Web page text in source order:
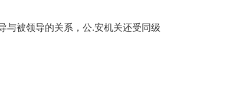
与被领导的关系，公.安机关还受同级